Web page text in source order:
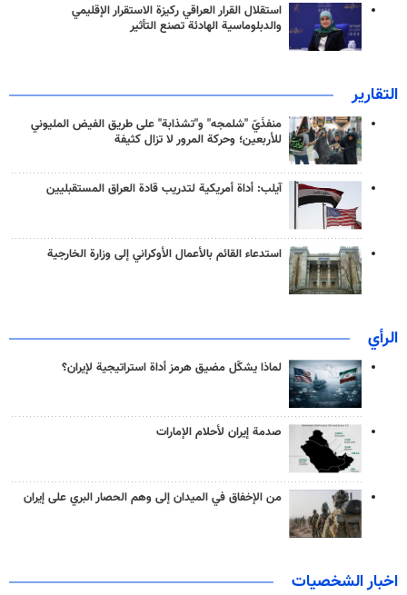
استقلال القرار العراقي ركيزة الاستقرار الإقليمي
والدبلوماسية الهادئة تصنع التأثير
التقارير
منفذَيّ "شلمجه" و"تشذابة" على طريق الفيض المليوني
للأربعين؛ وحركة المرور لا تزال كثيفة
آيلب: أداة أمريكية لتدريب قادة العراق المستقبليين
استدعاء القائم بالأعمال الأوكراني إلى وزارة الخارجية
الرأي
لماذا يشكّل مضيق هرمز أداة استراتيجية لإيران؟
صدمة إيران لأحلام الإمارات
من الإخفاق في الميدان إلى وهم الحصار البري على إيران
اخبار الشخصيات